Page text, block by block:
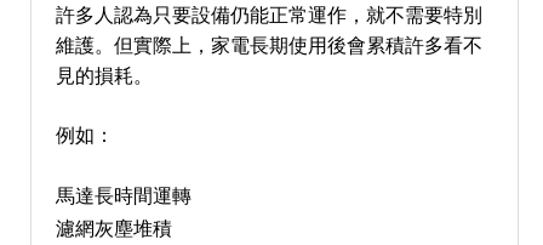
許多人認為只要設備仍能正常運作，就不需要特別
維護。但實際上，家電長期使用後會累積許多看不
見的損耗。
例如：
馬達長時間運轉
濾網灰塵堆積